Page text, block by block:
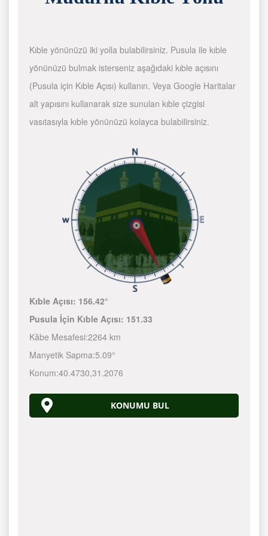
Kıble yönünüzü iki yolla bulabilirsiniz. Pusula ile kıble
yönünüzü bulmak isterseniz aşağıdaki kıble açısını
(Pusula için Kıble Açısı) kullanın. Veya Google Haritalar
alt yapısını kullanarak size sunulan kıble çizgisi
vasıtasıyla kıble yönünüzü kolayca bulabilirsiniz.
Kıble Açısı: 156.42°
Pusula İçin Kıble Açısı: 151.33
Kâbe Mesafesi:2264 km
Manyetik Sapma:5.09°
Konum:40.4730,31.2076
KONUMU BUL